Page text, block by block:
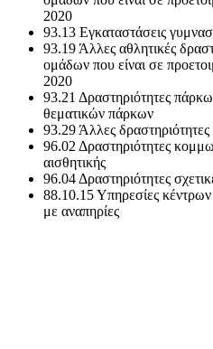
2020
93.13 Εγκαταστάσεις
93.19 Άλλες αθλητικές
ομάδων που είναι σε
2020
93.21 Δραστηριότητες
θεματικών πάρκων
93.29 Άλλες
96.02 Δραστηριότητες
αισθητικής
96.04 Δραστηριότητες
88.10.15 Υπηρεσίες
με αναπηρίες